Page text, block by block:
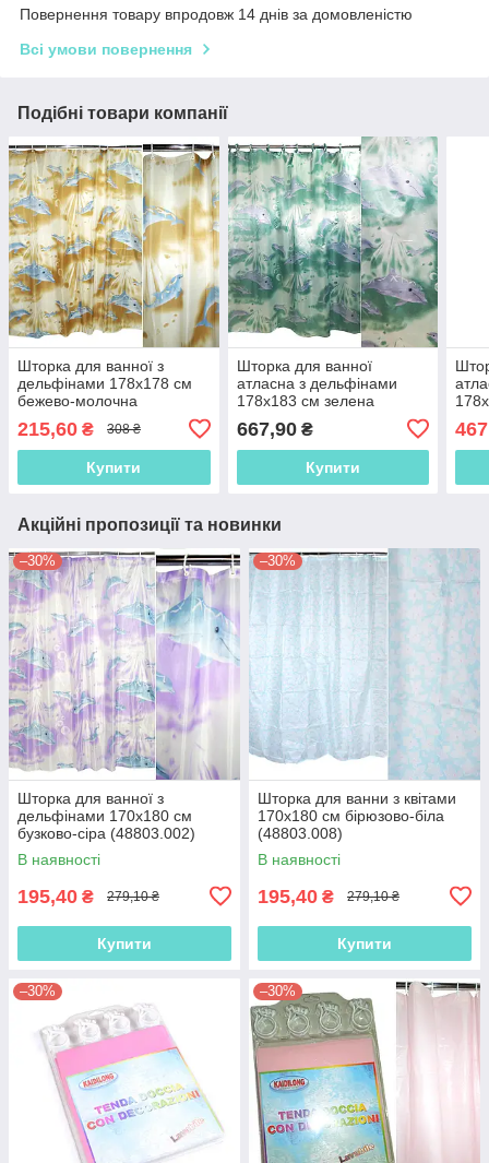
Повернення товару впродовж 14 днів за домовленістю
Всі умови повернення
Подібні товари компанії
Шторка для ванної з
дельфінами 178х178 см
бежево-молочна
215,60 ₴ 308 ₴
Купити
Шторка для ванної
атласна з дельфінами
178х183 см зелена
667,90₴
Купити
Акційні пропозиції та новинки
–30%
Шторка для ванної з
дельфінами 170х180 см
бузково-сіра (48803.002)
В наявності
195,40 ₴ 279,10 ₴
Купити
–30%
Шторка для ванни з квітами
170х180 см бірюзово-біла
(48803.008)
В наявності
195,40 ₴ 279,10 ₴
Купити
–30% –30%